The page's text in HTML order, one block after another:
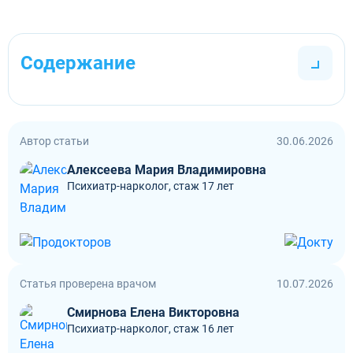
Содержание
Автор статьи 30.06.2026
Алексеева Мария Владимировна
Психиатр-нарколог, стаж 17 лет
Статья проверена врачом 10.07.2026
Смирнова Елена Викторовна
Психиатр-нарколог, стаж 16 лет